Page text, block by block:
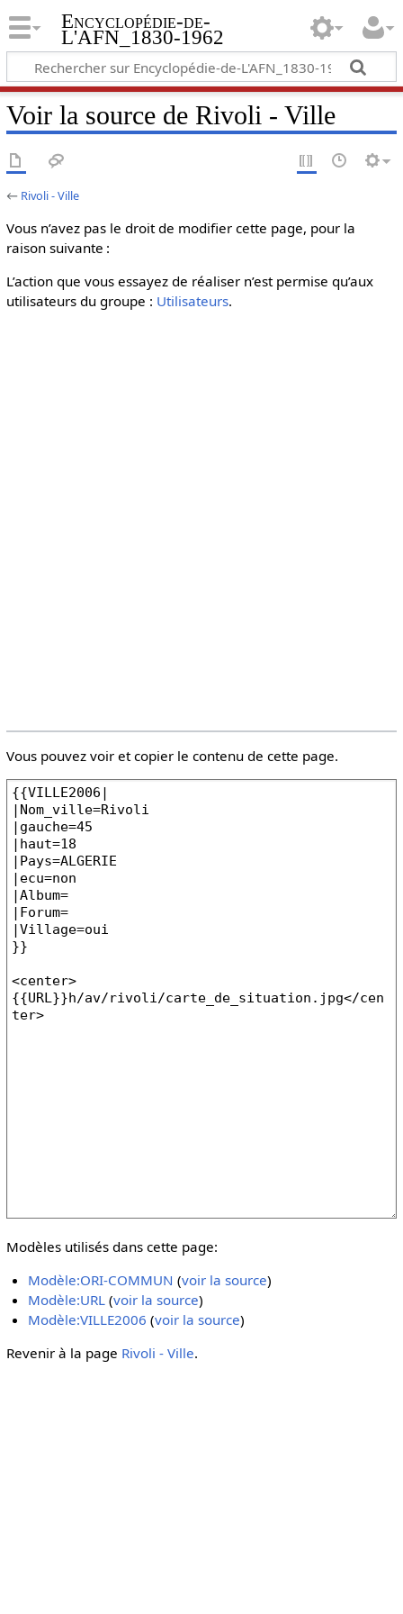
Encyclopédie-de-
L'AFN_1830-1962
Voir la source de Rivoli - Ville
← Rivoli - Ville
Vous n’avez pas le droit de modifier cette page, pour la
raison suivante :
L’action que vous essayez de réaliser n’est permise qu’aux
utilisateurs du groupe : Utilisateurs.
Vous pouvez voir et copier le contenu de cette page.
Modèles utilisés dans cette page:
Modèle:ORI-COMMUN (voir la source)
Modèle:URL (voir la source)
Modèle:VILLE2006 (voir la source)
Revenir à la page Rivoli - Ville.